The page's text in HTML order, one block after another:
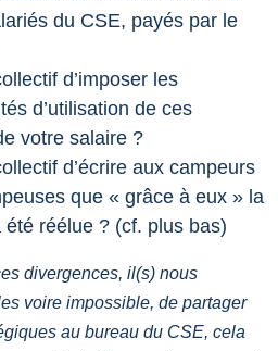
du CSE, payés par le
d’imposer les
d’utilisation de ces
votre salaire ?
d’écrire aux campeurs
que « grâce à eux » la
été réélue ? (cf. plus bas)
divergences, il(s) nous
voire impossible, de partager
au bureau du CSE, cela